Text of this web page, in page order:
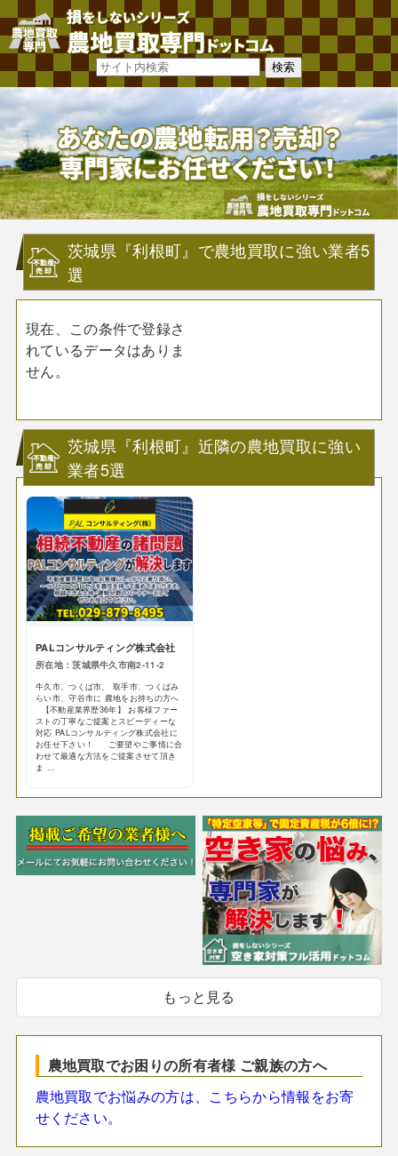
茨城県『利根町』で農地買取に強い業者5
選
現在、この条件で登録さ
れているデータはありま
せん。
茨城県『利根町』近隣の農地買取に強い
業者5選
PALコンサルティング株式会社
所在地：茨城県牛久市南2-11-2
牛久市、つくば市、 取手市、つくばみ
らい市、守谷市に 農地をお持ちの方へ
【不動産業界歴36年】 お客様ファー
ストの丁寧なご提案とスピーディーな
対応 PALコンサルティング株式会社に
お任せ下さい！ ご要望やご事情に合
わせて最適な方法をご提案させて頂き
ま ...
もっと見る
農地買取でお困りの所有者様 ご親族の方へ
農地買取でお悩みの方は、こちらから情報をお寄
せください。